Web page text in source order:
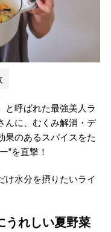
と呼ばれた最強美人ラ
んに、むくみ解消・デ
果のあるスパイスをた
”を直撃！
け水分を摂りたいライ
うれしい夏野菜